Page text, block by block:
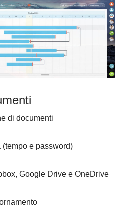
di documenti
e password)
Google Drive e OneDrive